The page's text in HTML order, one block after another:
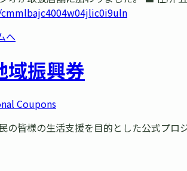
へ
域振興券
Coupons
の皆様の生活支援を目的とした公式プロ